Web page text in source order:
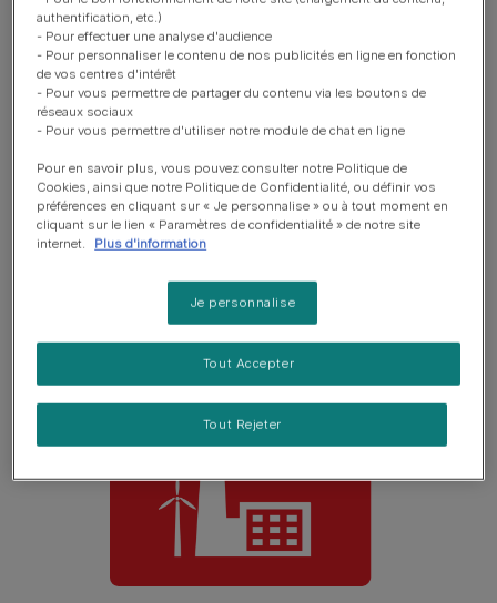
Approvisionnement et
Régénération
En savoir plus
authentification, etc.)
- Pour effectuer une analyse d'audience
- Pour personnaliser le contenu de nos publicités en ligne en fonction
de vos centres d'intérêt
- Pour vous permettre de partager du contenu via les boutons de
réseaux sociaux
- Pour vous permettre d'utiliser notre module de chat en ligne
Pour en savoir plus, vous pouvez consulter notre Politique de
Cookies, ainsi que notre Politique de Confidentialité, ou définir vos
préférences en cliquant sur « Je personnalise » ou à tout moment en
cliquant sur le lien « Paramètres de confidentialité » de notre site
internet.
Plus d'information
Je personnalise
Tout Rejeter
Tout Accepter